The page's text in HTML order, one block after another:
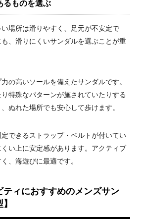
るものを選ぶ
場所は滑りやすく、足元が不安定で
、滑りにくいサンダルを選ぶことが重
の高いソールを備えたサンダルです。
特殊なパターンが施されていたりする
ぬれた場所でも安心して歩けます。
できるストラップ・ベルトが付いてい
い上に安定感があります。アクティブ
、海遊びに最適です。
ティにおすすめのメンズサン